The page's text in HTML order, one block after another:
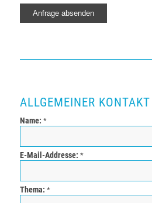
ALLGEMEINER KONTAKT
Name: *
E-Mail-Addresse: *
Thema: *